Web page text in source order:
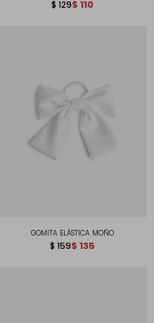
$ 129$ 110
GOMITA ELÁSTICA MOÑO
$ 159$ 135